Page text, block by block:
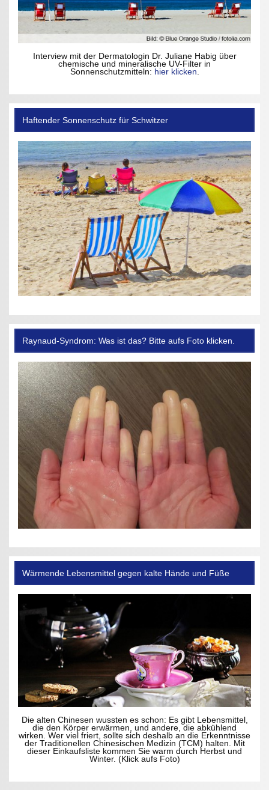
Interview mit der Dermatologin Dr. Juliane Habig über
chemische und mineralische UV-Filter in
Sonnenschutzmitteln: hier klicken.
Haftender Sonnenschutz für Schwitzer
Raynaud-Syndrom: Was ist das? Bitte aufs Foto klicken.
Wärmende Lebensmittel gegen kalte Hände und Füße
Die alten Chinesen wussten es schon: Es gibt Lebensmittel,
die den Körper erwärmen, und andere, die abkühlend
wirken. Wer viel friert, sollte sich deshalb an die Erkenntnisse
der Traditionellen Chinesischen Medizin (TCM) halten. Mit
dieser Einkaufsliste kommen Sie warm durch Herbst und
Winter. (Klick aufs Foto)